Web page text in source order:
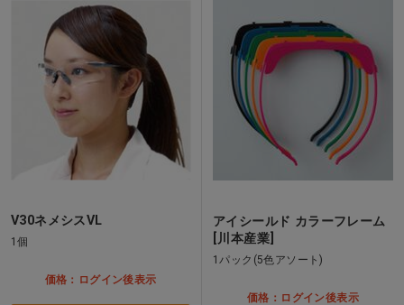
V30ネメシスVL
1個
価格：ログイン後表示
アイシールド カラーフレーム
[川本産業]
1パック(5色アソート)
価格：ログイン後表示